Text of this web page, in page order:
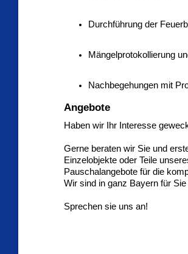
Durchführung der
Mängelprotokollierung
Nachbegehungen mit
Angebote
Haben wir Ihr Interesse
Gerne beraten wir Sie und
Einzelobjekte oder Teile
Pauschalangebote für die
Wir sind in ganz Bayern für Sie
Sprechen sie uns an!